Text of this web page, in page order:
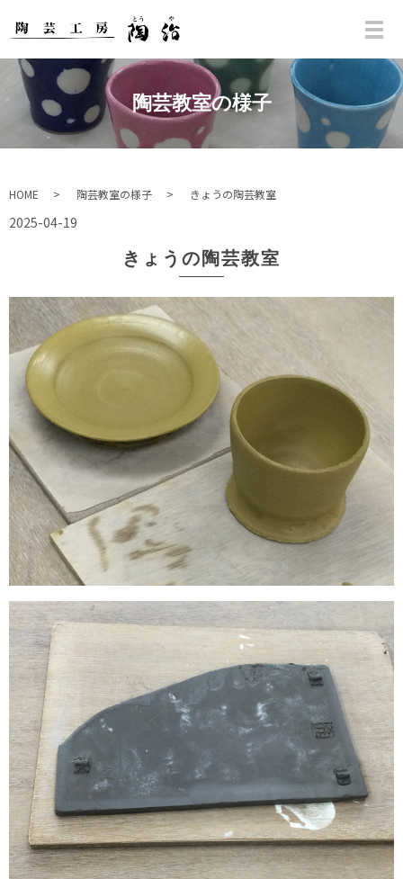
陶芸教室の様子
HOME 陶芸教室の様子 きょうの陶芸教室
2025-04-19
きょうの陶芸教室